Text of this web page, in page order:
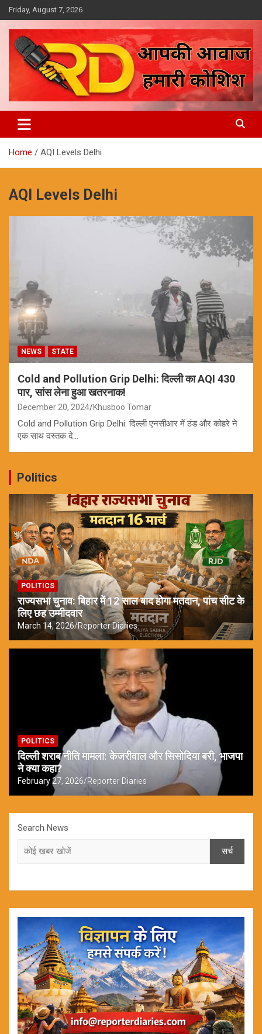
Skip
to
content
Friday, August 7, 2026
Reporter Diaries
Home AQI Levels Delhi
AQI Levels Delhi
NEWS STATE
Cold and Pollution Grip Delhi: दिल्ली का AQI 430
पार, सांस लेना हुआ खतरनाक!
December 20, 2024 Khusboo Tomar
Cold and Pollution Grip Delhi: दिल्ली एनसीआर में ठंड और कोहरे ने
एक साथ दस्तक दे…
Politics
POLITICS
राज्यसभा चुनाव: बिहार में 12 साल बाद होगा मतदान, पांच सीट के
लिए छह उम्मीदवार
March 14, 2026 Reporter Diaries
POLITICS
दिल्ली शराब नीति मामला: केजरीवाल और सिसोदिया बरी, भाजपा
ने क्या कहा?
February 27, 2026 Reporter Diaries
Search News
सर्च